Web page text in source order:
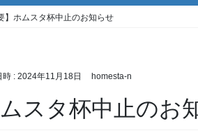
】ホムスタ杯中止のお知らせ
時 : 2024年11月18日 homesta-n
ムスタ杯中止のお